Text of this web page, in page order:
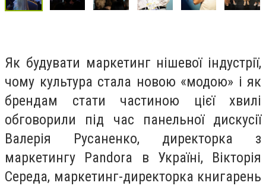
Як будувати маркетинг нішевої індустрії,
чому культура стала новою «модою» і як
брендам стати частиною цієї хвилі
обговорили під час панельної дискусії
Валерія Русаненко, директорка з
маркетингу Pandora в Україні, Вікторія
Середа, маркетинг-директорка книгарень